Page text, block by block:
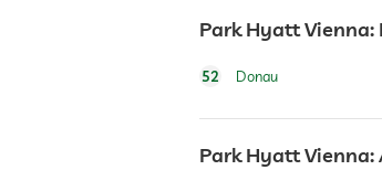
Sauna
Park Hyatt Vienna:
52 Donau
Park Hyatt